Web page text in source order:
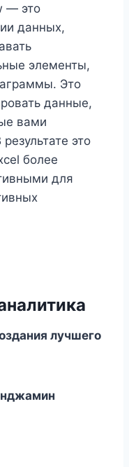
— это
данных,
элементы,
Это
данные,
вами
это
более
для
лучшего